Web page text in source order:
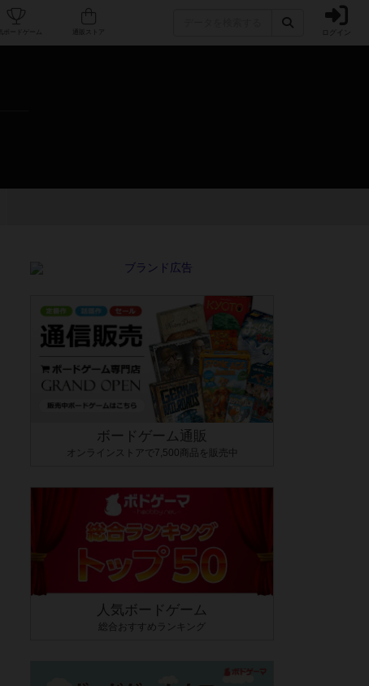
人気ボードゲーム ログイン
ボードゲーム通販
オンラインストアで7,500商品を販売中
人気ボードゲーム
総合おすすめランキング